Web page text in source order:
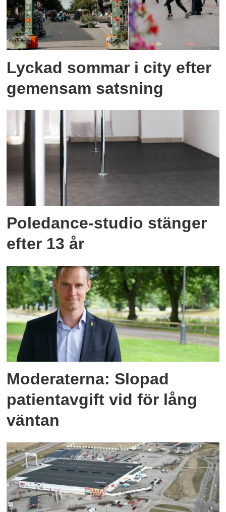
Lyckad sommar i city efter
gemensam satsning
Poledance-studio stänger
efter 13 år
Moderaterna: Slopad
patientavgift vid för lång
väntan